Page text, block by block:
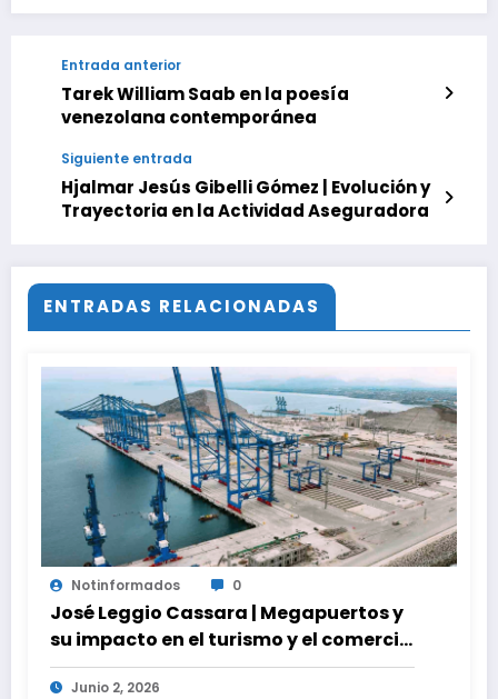
Entrada anterior
Tarek William Saab en la poesía
venezolana contemporánea
Siguiente entrada
Hjalmar Jesús Gibelli Gómez | Evolución y
Trayectoria en la Actividad Aseguradora
ENTRADAS RELACIONADAS
Notinformados 0
José Leggio Cassara | Megapuertos y
su impacto en el turismo y el comercio
global
Junio 2, 2026